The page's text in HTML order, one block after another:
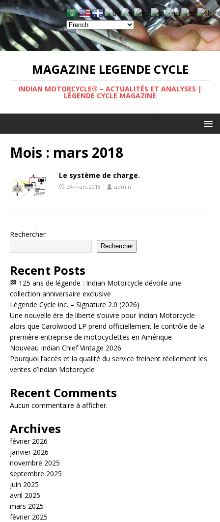
MAGAZINE LEGENDE CYCLE
INDIAN MOTORCYCLE® – ACTUALITÉS ET ANALYSES |
LÉGENDE CYCLE MAGAZINE
Mois : mars 2018
Le système de charge.
24 mars 2018 admin
Rechercher
Rechercher
Recent Posts
🏁 125 ans de légende : Indian Motorcycle dévoile une
collection anniversaire exclusive
Légende Cycle inc. – Signature 2.0 (2026)
Une nouvelle ère de liberté s’ouvre pour Indian Motorcycle
alors que Carolwood LP prend officiellement le contrôle de la
première entreprise de motocyclettes en Amérique
Nouveau Indian Chief Vintage 2026
Pourquoi l’accès et la qualité du service freinent réellement les
ventes d’Indian Motorcycle
Recent Comments
Aucun commentaire à afficher.
Archives
février 2026
janvier 2026
novembre 2025
septembre 2025
juin 2025
avril 2025
mars 2025
février 2025